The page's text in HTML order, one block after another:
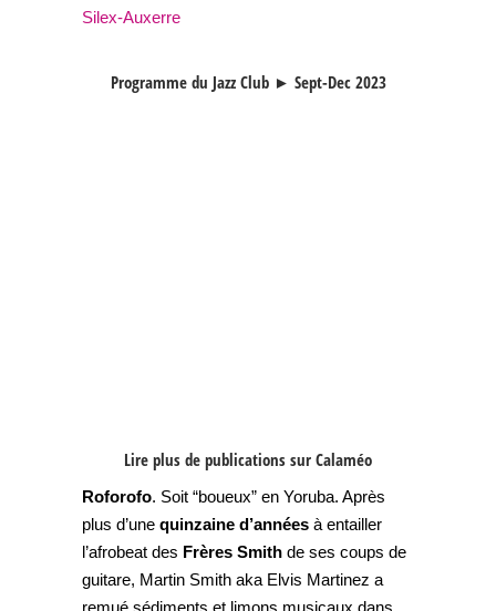
Silex-Auxerre
Programme du Jazz Club ► Sept-Dec 2023
Lire plus de publications sur Calaméo
Roforofo. Soit “boueux” en Yoruba. Après
plus d’une quinzaine d’années à entailler
l’afrobeat des Frères Smith de ses coups de
guitare, Martin Smith aka Elvis Martinez a
remué sédiments et limons musicaux dans